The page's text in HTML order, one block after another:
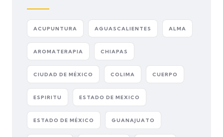
ACUPUNTURA AGUASCALIENTES ALMA
AROMATERAPIA CHIAPAS
CIUDAD DE MÉXICO COLIMA CUERPO
ESPIRITU ESTADO DE MEXICO
ESTADO DE MÉXICO GUANAJUATO